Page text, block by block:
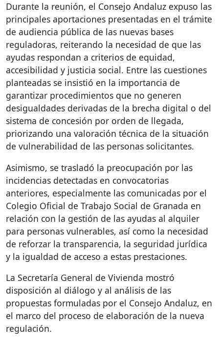
Durante la reunión, el Consejo Andaluz expuso las
principales aportaciones presentadas en el trámite
de audiencia pública de las nuevas bases
reguladoras, reiterando la necesidad de que las
ayudas respondan a criterios de equidad,
accesibilidad y justicia social. Entre las cuestiones
planteadas se insistió en la importancia de
garantizar procedimientos que no generen
desigualdades derivadas de la brecha digital o del
sistema de concesión por orden de llegada,
priorizando una valoración técnica de la situación
de vulnerabilidad de las personas solicitantes.
Asimismo, se trasladó la preocupación por las
incidencias detectadas en convocatorias
anteriores, especialmente las comunicadas por el
Colegio Oficial de Trabajo Social de Granada en
relación con la gestión de las ayudas al alquiler
para personas vulnerables, así como la necesidad
de reforzar la transparencia, la seguridad jurídica
y la igualdad de acceso a estas prestaciones.
La Secretaría General de Vivienda mostró
disposición al diálogo y al análisis de las
propuestas formuladas por el Consejo Andaluz, en
el marco del proceso de elaboración de la nueva
regulación.